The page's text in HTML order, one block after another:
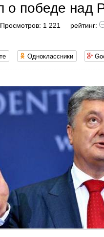
о победе над
Просмотров: 1 221 рейтинг:
Одноклассники